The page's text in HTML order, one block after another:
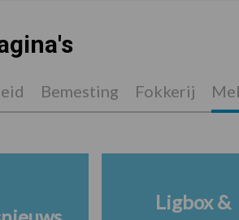
Bemesting Fokkerij
Ligbox &